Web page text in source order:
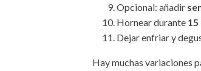
Opcional: añadir
Hornear durante 15
Dejar enfriar y
Hay muchas variaciones